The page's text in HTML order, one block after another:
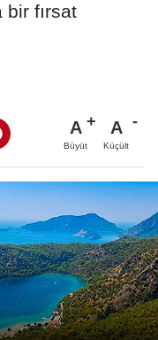
fırsat
A
Büyüt
A
Küçült